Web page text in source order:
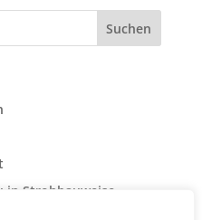
in Strohbauweise